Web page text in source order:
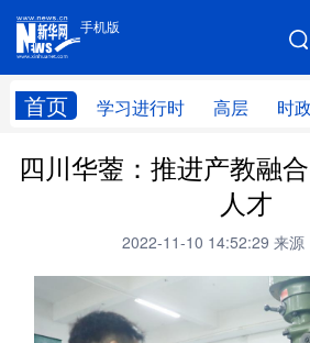
手机版
首页 学习进行时 高层 时政
手机版
网站地图
学习进行时 高层 时
全球
量
四川华蓥：推进产教融
人才
2022-11-10 14:52:29 来源